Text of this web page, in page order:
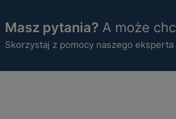
Masz pytania? A może
Skorzystaj z pomocy naszego